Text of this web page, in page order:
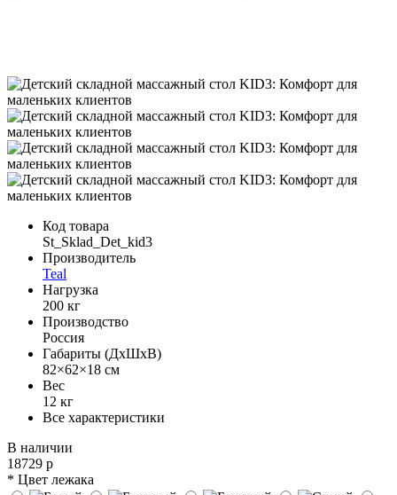
Код товара
St_Sklad_Det_kid3
Производитель
Teal
Нагрузка
200 кг
Производство
Россия
Габариты (ДхШхВ)
82×62×18 см
Вес
12 кг
Все характеристики
В наличии
18729 р
* Цвет лежака